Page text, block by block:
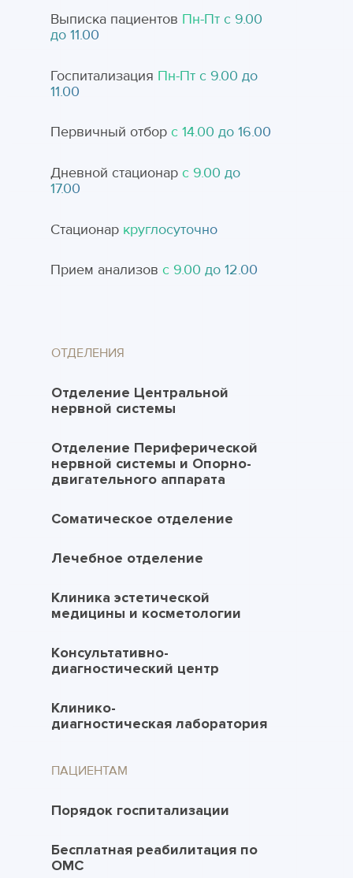
Выписка пациентов Пн-Пт с 9.00
до 11.00
Госпитализация Пн-Пт с 9.00 до
11.00
Первичный отбор с 14.00 до 16.00
Дневной стационар с 9.00 до
17.00
Стационар круглосуточно
Прием анализов с 9.00 до 12.00
ОТДЕЛЕНИЯ
Отделение Центральной
нервной системы
Отделение Периферической
нервной системы и Опорно-
двигательного аппарата
Соматическое отделение
Лечебное отделение
Клиника эстетической
медицины и косметологии
Консультативно-
диагностический центр
Клинико-
диагностическая лаборатория
ПАЦИЕНТАМ
Порядок госпитализации
Бесплатная реабилитация по
ОМС